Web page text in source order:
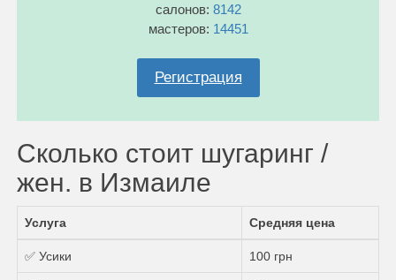
салонов: 8142
мастеров: 14451
Регистрация
Сколько стоит шугаринг /
жен. в Измаиле
Услуга Средняя цена
✅ Усики 100 грн